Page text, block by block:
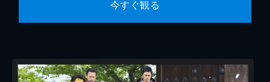
今すぐ観る